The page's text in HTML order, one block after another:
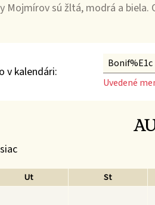
Mojmírov sú žltá, modrá a biela.
v kalendári:
Uvedené
Ut St